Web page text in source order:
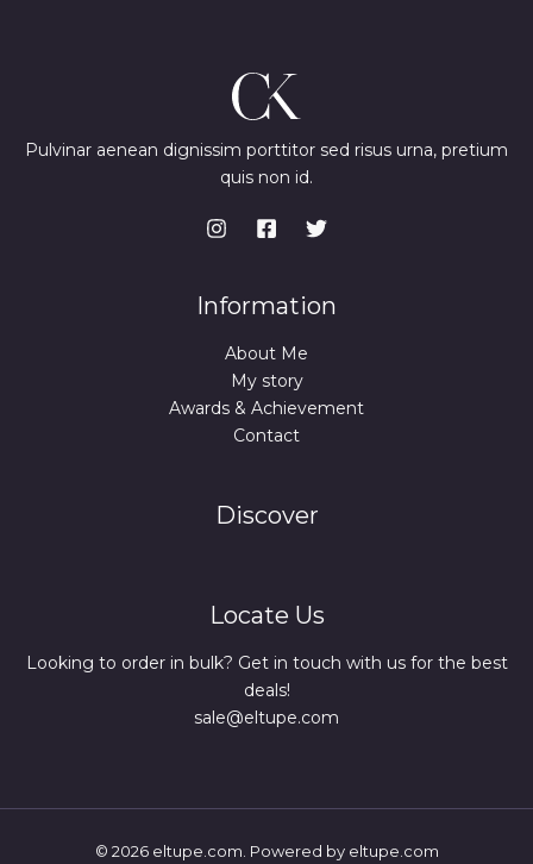
Pulvinar aenean dignissim porttitor sed risus urna, pretium
quis non id.
Information
About Me
My story
Awards & Achievement
Contact
Discover
Locate Us
Looking to order in bulk? Get in touch with us for the best
deals!
sale@eltupe.com
© 2026 eltupe.com. Powered by eltupe.com